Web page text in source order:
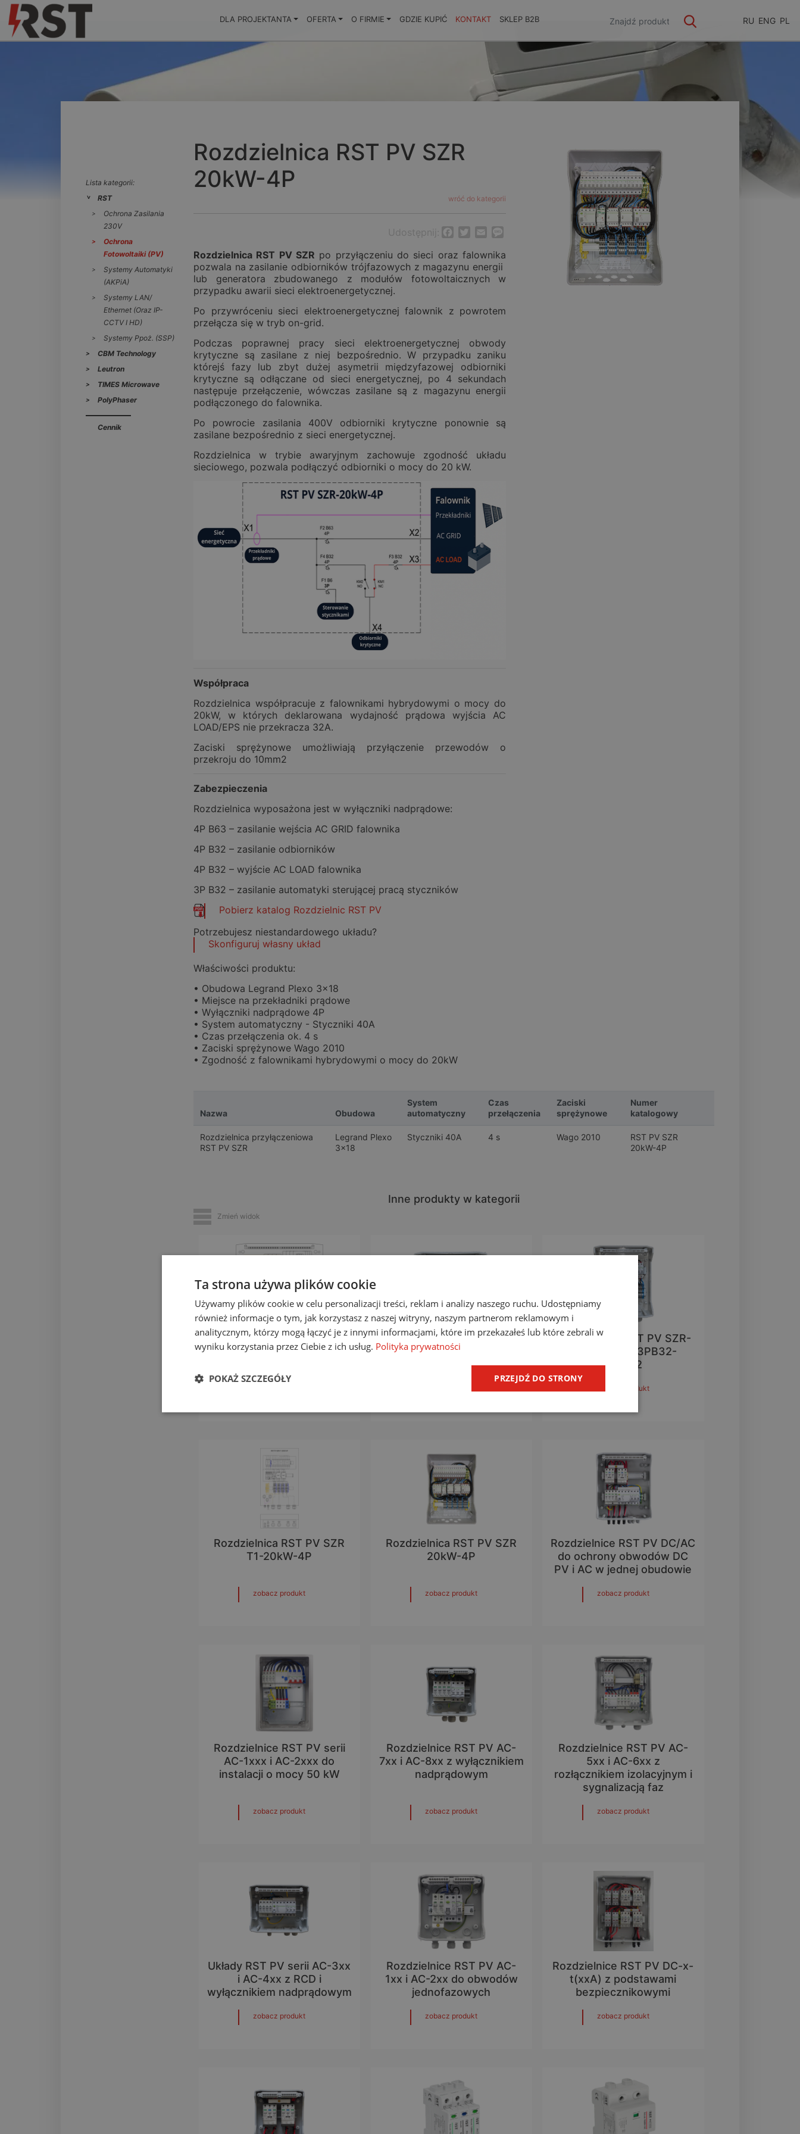
DLA PROJEKTANTA OFERTA O FIRMIE GDZIE KUPIĆ KONTAKT SKLEP B2B RU ENG PL
Lista kategorii:
RST
Ochrona Zasilania
230V
Ochrona
Fotowoltaiki (PV)
Systemy Automatyki
(AKPiA)
Systemy LAN/
Ethernet (oraz IP-
CCTV I HD)
Systemy Ppoż. (SSP)
CBM Technology
Leutron
TIMES Microwave
PolyPhaser
Cennik
Rozdzielnica RST PV SZR
20kW-4P
wróć do kategorii
Udostępnij: Facebook
Twitter
Email
Rozdzielnica RST PV SZR po przyłączeniu do sieci oraz falownika
pozwala na zasilanie odbiorników trójfazowych z magazynu energii
lub generatora zbudowanego z modułów fotowoltaicznych w
przypadku awarii sieci elektroenergetycznej.
Po przywróceniu sieci elektroenergetycznej falownik z powrotem
przełącza się w tryb on-grid.
Podczas poprawnej pracy sieci elektroenergetycznej obwody
krytyczne są zasilane z niej bezpośrednio. W przypadku zaniku
którejś fazy lub zbyt dużej asymetrii międzyfazowej odbiorniki
krytyczne są odłączane od sieci energetycznej, po 4 sekundach
następuje przełączenie, wówczas zasilane są z magazynu energii
podłączonego do falownika.
Po powrocie zasilania 400V odbiorniki krytyczne ponownie są
zasilane bezpośrednio z sieci energetycznej.
Rozdzielnica w trybie awaryjnym zachowuje zgodność układu
sieciowego, pozwala podłączyć odbiorniki o mocy do 20 kW.
Współpraca
Rozdzielnica współpracuje z falownikami hybrydowymi o mocy do
20kW, w których deklarowana wydajność prądowa wyjścia AC
LOAD/EPS nie przekracza 32A.
Zaciski sprężynowe umożliwiają przyłączenie przewodów o
przekroju do 10mm2
Zabezpieczenia
Rozdzielnica wyposażona jest w wyłączniki nadprądowe:
4P B63 – zasilanie wejścia AC GRID falownika
4P B32 – zasilanie odbiorników
4P B32 – wyjście AC LOAD falownika
3P B32 – zasilanie automatyki sterującej pracą styczników
Pobierz katalog Rozdzielnic RST PV
Potrzebujesz niestandardowego układu?
Skonfiguruj własny układ
Właściwości produktu:
• Obudowa Legrand Plexo 3x18
• Miejsce na przekładniki prądowe
• Wyłączniki nadprądowe 4P
• System automatyczny - Styczniki 40A
• Czas przełączenia ok. 4 s
• Zaciski sprężynowe Wago 2010
• Zgodność z falownikami hybrydowymi o mocy do 20kW
Nazwa Obudowa
System
automatyczny
Czas
przełączenia
Zaciski
sprężynowe
Numer
katalogowy
Rozdzielnica przyłączeniowa
RST PV SZR
Legrand Plexo
3x18
Styczniki 40A 4 s Wago 2010
RST PV SZR
20kW-4P
Inne produkty w kategorii
Zmień widok
Rozdzielnica RST PV T1-I-
0-II 40A
Rozdzielnica RST PV I-0-II
40A
Rozdzielnica RST PV SZR-
KM40A-PK1-3PB32-
10mm2
zobacz produkt
Rozdzielnica RST PV SZR
T1-20kW-4P
zobacz produkt
Rozdzielnica RST PV SZR
20kW-4P
zobacz produkt
Rozdzielnice RST PV DC/AC
do ochrony obwodów DC
PV i AC w jednej obudowie
zobacz produkt
Rozdzielnice RST PV serii
AC-1xxx i AC-2xxx do
instalacji o mocy 50 kW
zobacz produkt
Rozdzielnice RST PV AC-
7xx i AC-8xx z wyłącznikiem
nadprądowym
zobacz produkt
Rozdzielnice RST PV AC-
5xx i AC-6xx z
rozłącznikiem izolacyjnym i
sygnalizacją faz
zobacz produkt
Układy RST PV serii AC-3xx
i AC-4xx z RCD i
wyłącznikiem nadprądowym
zobacz produkt
Rozdzielnice RST PV AC-
1xx i AC-2xx do obwodów
jednofazowych
zobacz produkt
Rozdzielnice RST PV DC-x-
t(xxA) z podstawami
bezpiecznikowymi
zobacz produkt
Ta strona używa plików cookie
Używamy plików cookie w celu personalizacji treści, reklam i analizy naszego ruchu. Udostępniamy
również informacje o tym, jak korzystasz z naszej witryny, naszym partnerom reklamowym i
analitycznym, którzy mogą łączyć je z innymi informacjami, które im przekazałeś lub które zebrali w
wyniku korzystania przez Ciebie z ich usług. Polityka prywatności
PRZEJDŹ DO STRONY
POKAŻ SZCZEGÓŁY